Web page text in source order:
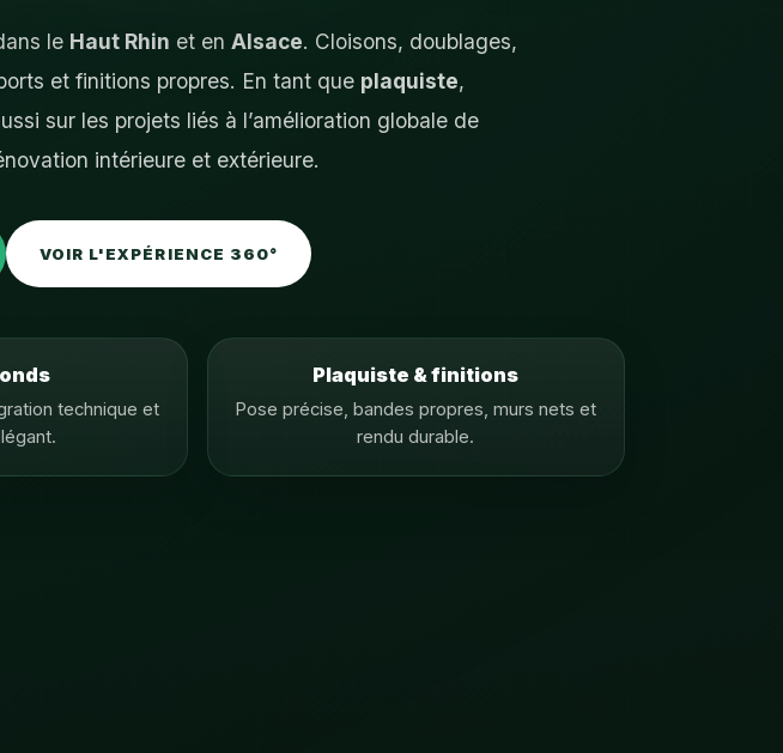
le Haut Rhin et en Alsace. Cloisons, doublages,
et finitions propres. En tant que plaquiste,
sur les projets liés à l’amélioration globale de
intérieure et extérieure.
VOIR L'EXPÉRIENCE 360°
technique et
Plaquiste & finitions
Pose précise, bandes propres, murs nets et
rendu durable.